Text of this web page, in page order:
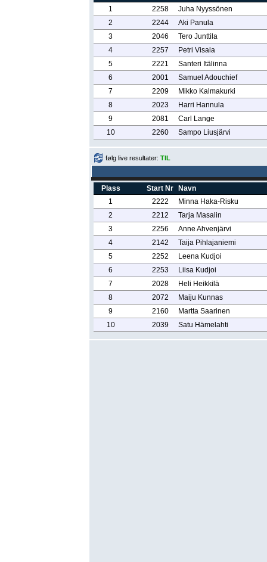
1
2258
Juha Nyyssönen
2
2244
Aki Panula
3
2046
Tero Junttila
4
2257
Petri Visala
5
2221
Santeri Itälinna
6
2001
Samuel Adouchief
7
2209
Mikko Kalmakurki
8
2023
Harri Hannula
9
2081
Carl Lange
10
2260 Sampo Liusjärvi
følg live resultater: TIL
Plass Start Nr
Navn
1
2222
Minna Haka-Risku
2
2212
Tarja Masalin
3
2256
Anne Ahvenjärvi
4
2142
Taija Pihlajaniemi
5
2252
Leena Kudjoi
6
2253
Liisa Kudjoi
7
2028
Heli Heikkilä
8
2072
Maiju Kunnas
9
2160
Martta Saarinen
10
2039 Satu Hämelahti